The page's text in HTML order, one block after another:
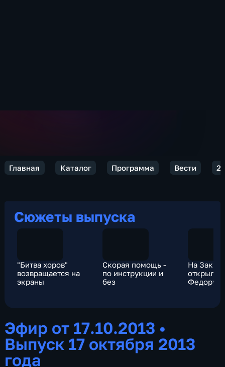
Главная Каталог Программа Вести
Сюжеты выпуска
"Битва хоров"
возвращается на
экраны
Скорая помощь -
по инструкции и
без
На
открыли
Федору
Эфир от 17.10.2013 •
Выпуск 17 октября 2013
года